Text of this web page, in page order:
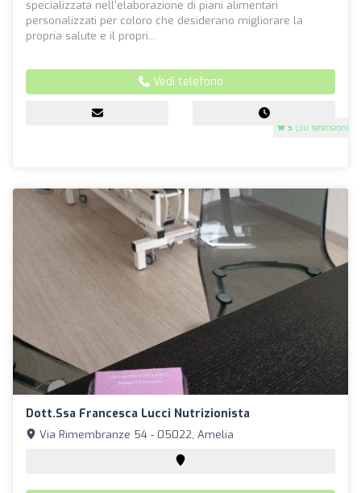
5 (30 recensioni)
specializzata nell'elaborazione di piani alimentari
personalizzati per coloro che desiderano migliorare la
propria salute e il propri...
Vedi telefono
Dott.ssa Francesca Lucci Nutrizionista
Via Rimembranze 54 - 05022, Amelia